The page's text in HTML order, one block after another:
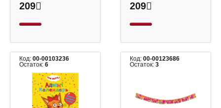
209 209
Код: 00-00103236
Остаток: 6
Код:00-00123686
Остаток:3